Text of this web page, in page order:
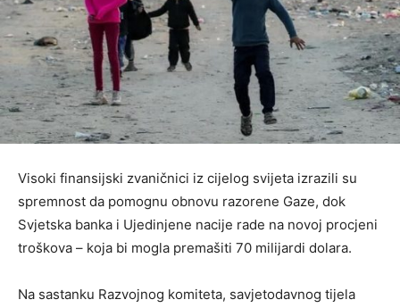
Visoki finansijski zvaničnici iz cijelog svijeta izrazili su
spremnost da pomognu obnovu razorene Gaze, dok
Svjetska banka i Ujedinjene nacije rade na novoj procjeni
troškova – koja bi mogla premašiti 70 milijardi dolara.
Na sastanku Razvojnog komiteta, savjetodavnog tijela